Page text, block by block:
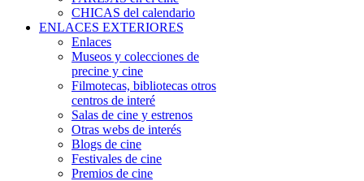
CHICAS del calendario
ENLACES EXTERIORES
Enlaces
Museos y colecciones de
precine y cine
Filmotecas, bibliotecas otros
centros de interé
Salas de cine y estrenos
Otras webs de interés
Blogs de cine
Festivales de cine
Premios de cine